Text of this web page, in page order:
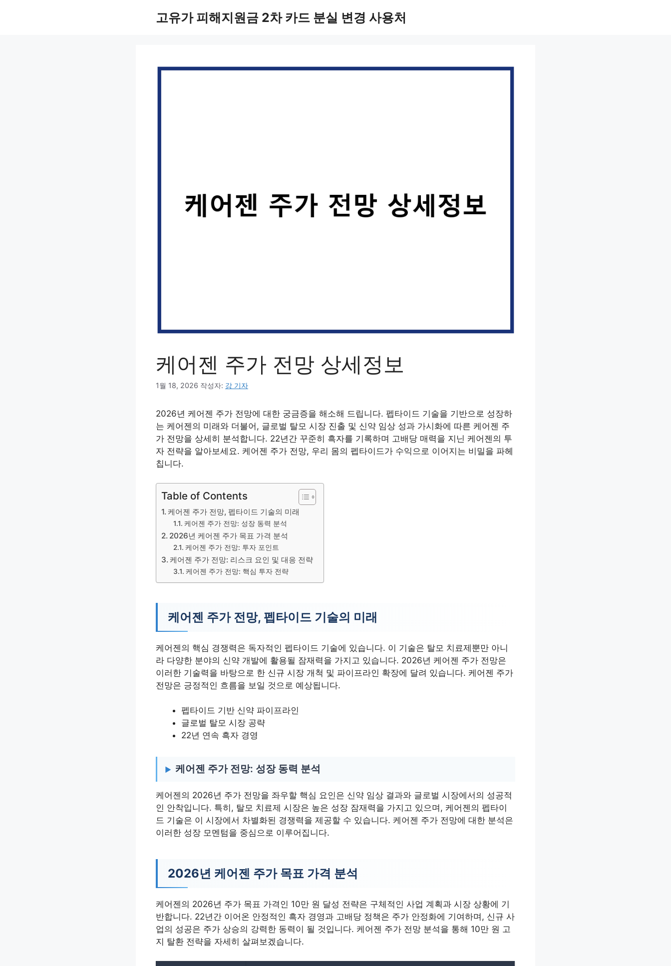
고유가 피해지원금 2차 카드 분실 변경 사용처
케어젠 주가 전망 상세정보
1월 18, 2026 작성자: 강 기자
2026년 케어젠 주가 전망에 대한 궁금증을 해소해 드립니다. 펩타이드 기술을 기반으로 성장하
는 케어젠의 미래와 더불어, 글로벌 탈모 시장 진출 및 신약 임상 성과 가시화에 따른 케어젠 주
가 전망을 상세히 분석합니다. 22년간 꾸준히 흑자를 기록하며 고배당 매력을 지닌 케어젠의 투
자 전략을 알아보세요. 케어젠 주가 전망, 우리 몸의 펩타이드가 수익으로 이어지는 비밀을 파헤
칩니다.
Table of Contents
케어젠 주가 전망, 펩타이드 기술의 미래
케어젠 주가 전망: 성장 동력 분석
2026년 케어젠 주가 목표 가격 분석
케어젠 주가 전망: 투자 포인트
케어젠 주가 전망: 리스크 요인 및 대응 전략
케어젠 주가 전망: 핵심 투자 전략
케어젠 주가 전망, 펩타이드 기술의 미래
케어젠의 핵심 경쟁력은 독자적인 펩타이드 기술에 있습니다. 이 기술은 탈모 치료제뿐만 아니
라 다양한 분야의 신약 개발에 활용될 잠재력을 가지고 있습니다. 2026년 케어젠 주가 전망은
이러한 기술력을 바탕으로 한 신규 시장 개척 및 파이프라인 확장에 달려 있습니다. 케어젠 주가
전망은 긍정적인 흐름을 보일 것으로 예상됩니다.
펩타이드 기반 신약 파이프라인
글로벌 탈모 시장 공략
22년 연속 흑자 경영
케어젠 주가 전망: 성장 동력 분석
케어젠의 2026년 주가 전망을 좌우할 핵심 요인은 신약 임상 결과와 글로벌 시장에서의 성공적
인 안착입니다. 특히, 탈모 치료제 시장은 높은 성장 잠재력을 가지고 있으며, 케어젠의 펩타이
드 기술은 이 시장에서 차별화된 경쟁력을 제공할 수 있습니다. 케어젠 주가 전망에 대한 분석은
이러한 성장 모멘텀을 중심으로 이루어집니다.
2026년 케어젠 주가 목표 가격 분석
케어젠의 2026년 주가 목표 가격인 10만 원 달성 전략은 구체적인 사업 계획과 시장 상황에 기
반합니다. 22년간 이어온 안정적인 흑자 경영과 고배당 정책은 주가 안정화에 기여하며, 신규 사
업의 성공은 주가 상승의 강력한 동력이 될 것입니다. 케어젠 주가 전망 분석을 통해 10만 원 고
지 탈환 전략을 자세히 살펴보겠습니다.